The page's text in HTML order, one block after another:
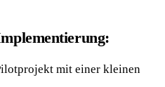
mit einer kleinen